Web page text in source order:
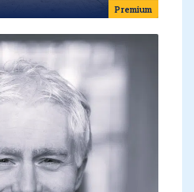
Premium